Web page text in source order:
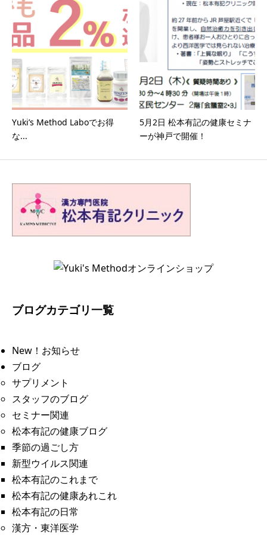
Yuki’s Method Laboでお得
な...
5月2日 松本有記の健康セミナ
ーが神戸で開催！
ブログカテゴリ一覧
New！お知らせ
ブログ
サプリメント
スタッフのブログ
セミナー関連
松本有記の健康ブログ
季節の過ごし方
新型ウイルス関連
松本有記のこれまで
松本有記の健康あれこれ
松本有記の日常
漢方・東洋医学